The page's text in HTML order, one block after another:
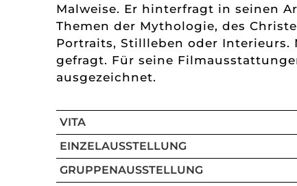
Malweise. Er hinterfragt in seinen
Themen der Mythologie, des
Portraits, Stillleben oder
gefragt. Für seine
ausgezeichnet.
VITA
EINZELAUSSTELLUNG
GRUPPENAUSSTELLUNG